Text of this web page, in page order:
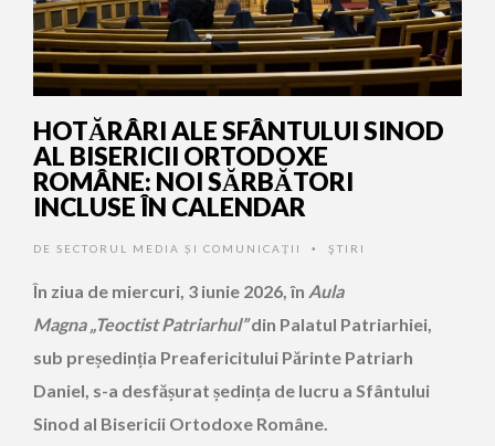
HOTĂRÂRI ALE SFÂNTULUI SINOD
AL BISERICII ORTODOXE
ROMÂNE: NOI SĂRBĂTORI
INCLUSE ÎN CALENDAR
DE SECTORUL MEDIA ȘI COMUNICAȚII • ŞTIRI
În ziua de miercuri, 3 iunie 2026,în Aula
Magna Teoctist Patriarhul”din Palatul Patriarhiei,
sub președinția Preafericitului Părinte Patriarh
Daniel, s-a desfășurat ședința de lucru a Sfântului
Sinod al Bisericii Ortodoxe Române.